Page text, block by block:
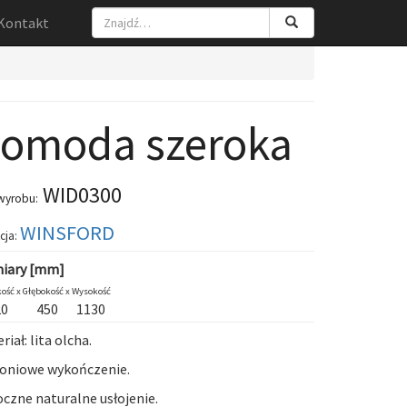
szeroka
WID0300
WINSFORD
[mm]
xGłębokość xWysokość
450
1130
lita olcha.
wykończenie.
naturalne usłojenie.